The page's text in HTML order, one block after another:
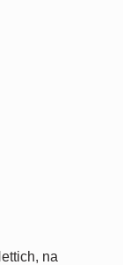
na